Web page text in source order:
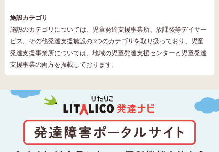
施設カテゴリ
施設のカテゴリについては、児童発達支援事業所、放課後等デイサー
ビス、その他発達支援施設の3つのカテゴリを取り扱っており、児童
発達支援事業所については、地域の児童発達支援センターと児童発達
支援事業の両方を掲載しております。